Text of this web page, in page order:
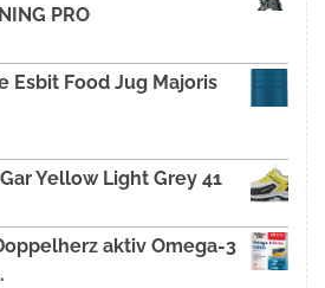
PRO
Esbit Food Jug Majoris
Yellow Light Grey 41
aktiv Omega-3